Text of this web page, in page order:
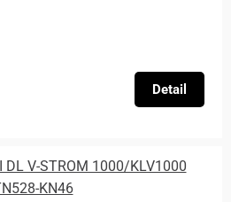
Detail
DL V-STROM 1000/KLV1000
KN46